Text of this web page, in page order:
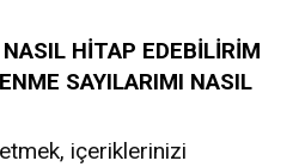
HİTAP EDEBİLİRİM
SAYILARIMI NASIL
içeriklerinizi